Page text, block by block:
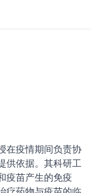
在疫情期间负责协
供依据。其科研工
疫苗产生的免疫